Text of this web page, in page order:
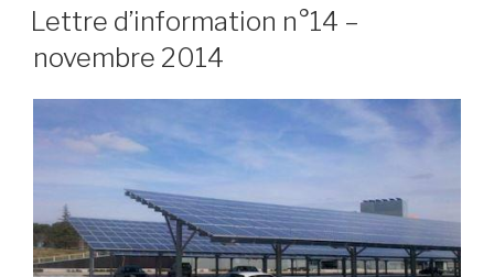
n°33
2014
semaine
48 »
LE
Lettre d’information n°14 –
novembre 2014